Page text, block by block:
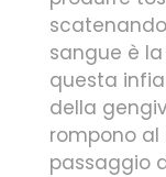
sangue è
questa
della
rompono
passaggio